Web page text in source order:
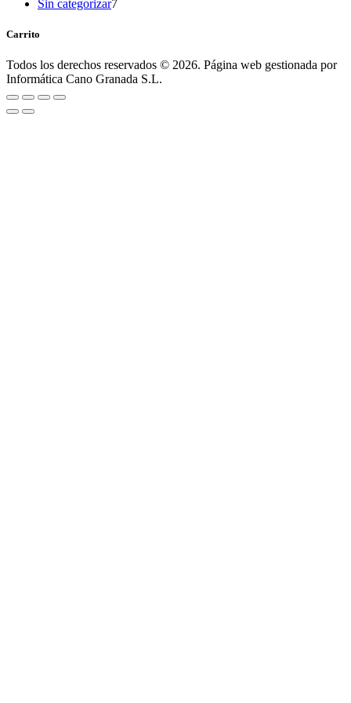
products
Sin categorizar77
Carrito
Todos los derechos reservados © 2026. Página web gestionada por
Informática Cano Granada S.L.